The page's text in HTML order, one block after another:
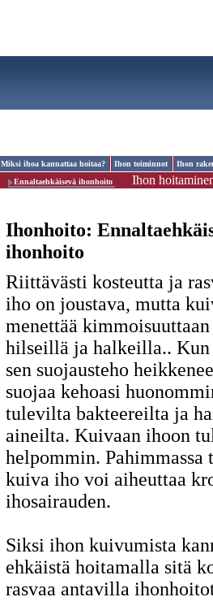
Miksi ihoa kannattaa hoitaa? Ihon toiminnot
Ihon
Ennaltaehkäisevä ihonhoito
Ihon
Ihonhoito:
ihonhoito
Riittävästi kosteutta ja
iho on joustava, mutta
menettää kimmoisuuttaan
hilseillä ja halkeilla..
sen suojausteho
suojaa kehoasi
tulevilta bakteereilta ja
aineilta. Kuivaan ihoon
helpommin. Pahimmassa
kuiva iho voi aiheuttaa
ihosairauden.
Siksi ihon kuivumista
ehkäistä hoitamalla sitä
rasvaa antavilla